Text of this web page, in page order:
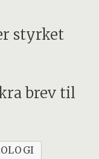
styrket
brev til